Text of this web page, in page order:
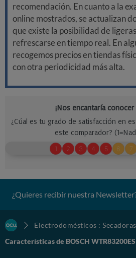
recomendación. En cuanto a la
online mostrados, se actualizan
que existe la posibilidad de
refrescarse en tiempo real. En
recogemos precios en tiendas
con otra periodicidad más alta.
¿Quieres recibir nuestra
Electrodomésticos : Secadoras
Características de BOSCH WTR83200ES